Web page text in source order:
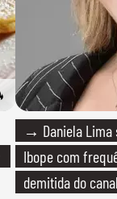
→ Daniela Lima
Ibope com
demitida do